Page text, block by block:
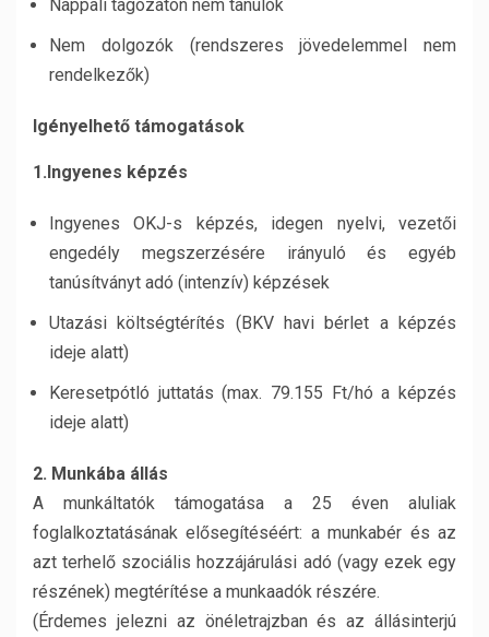
Nappali tagozaton nem tanulók
Nem dolgozók (rendszeres jövedelemmel nem
rendelkezők)
Igényelhető támogatások
1.Ingyenes képzés
Ingyenes OKJ-s képzés, idegen nyelvi, vezetői
engedély megszerzésére irányuló és egyéb
tanúsítványt adó (intenzív) képzések
Utazási költségtérítés (BKV havi bérlet a képzés
ideje alatt)
Keresetpótló juttatás (max. 79.155 Ft/hó a képzés
ideje alatt)
2. Munkába állás
A munkáltatók támogatása a 25 éven aluliak
foglalkoztatásának elősegítéséért: a munkabér és az
azt terhelő szociális hozzájárulási adó (vagy ezek egy
részének) megtérítése a munkaadók részére.
(Érdemes jelezni az önéletrajzban és az állásinterjú